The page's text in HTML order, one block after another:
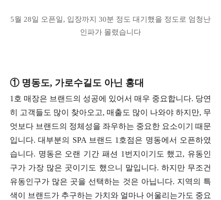
5월 28일 오픈일, 입장까지 30분 정도 대기했을 정도로 엄청난
인파가 몰렸습니다
① 명동도, 가로수길도 아닌 홍대
1호 매장은 브랜드의 성공에 있어서 매우 중요합니다. 당연
히 고객들도 많이 찾아오고, 매출도 많이 나와야 하지만, 무
엇보다 브랜드의 정체성을 좌우하는 중요한 요소이기 때문
입니다. 대부분의 SPA 브랜드 1호점은 명동에서 오픈하였
습니다. 명동은 오랜 기간 패션 1번지이기도 했고, 유동인
구가 가장 많은 곳이기도 했으니 말입니다. 하지만 무조건
유동인구가 많은 곳을 선택하는 것은 아닙니다. 지역의 특
색이 브랜드가 추구하는 가치와 얼마나 어울리는가도 중요